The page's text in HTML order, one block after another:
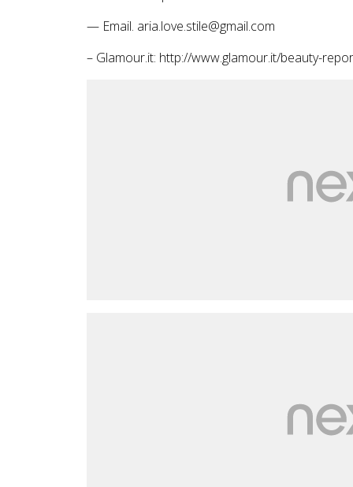
— Email. aria.love.stile@gmail.com
– Glamour.it: http://www.glamour.it/beauty-